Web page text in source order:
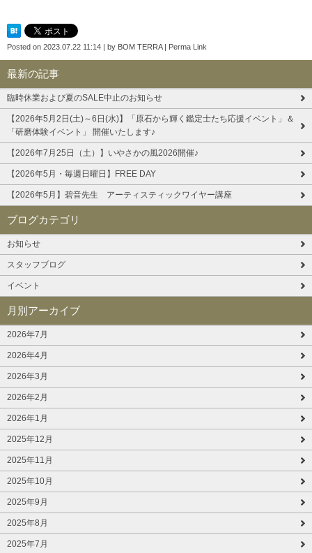
Posted on 2023.07.22 11:14 by BOM TERRA| Perma Link
最新の記事
臨時休業および夏のSALE中止のお知らせ
【2026年5月2日(土)～6日(水)】「原石から輝く鑑定士たち応援イベント」＆
「研磨体験イベント」 開催いたします♪
【2026年7月25日（土）】いやさかの風2026開催♪
【2026年5月・毎週日曜日】FREE DAY
【2026年5月】碧音先生 アーティスティックワイヤー講座
ブログカテゴリ
お知らせ
スタッフブログ
イベント
月別アーカイブ
2026年7月
2026年4月
2026年3月
2026年2月
2026年1月
2025年12月
2025年11月
2025年10月
2025年9月
2025年8月
2025年7月